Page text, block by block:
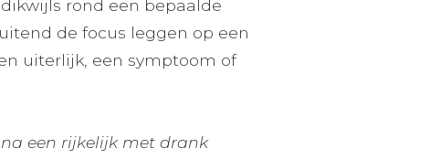
rond een bepaalde
de focus leggen op een
uiterlijk, een symptoom of
een rijkelijk met drank